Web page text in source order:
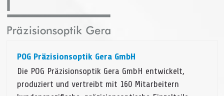
POG Präzisionsoptik Gera GmbH
Die POG Präzisionsoptik Gera GmbH entwickelt,
produziert und vertreibt mit 160 Mitarbeitern